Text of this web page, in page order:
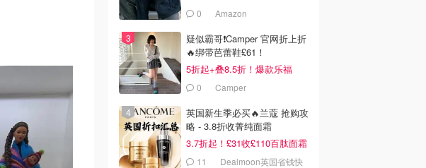
0 Amazon
疑似霸哥❗️Camper 官网折上折
🔥绑带芭蕾鞋£61！
5折起+叠8.5折！爆款乐福
£68！
0 Camper
英国新生季必买🔥兰蔻 抢购攻
略 - 3.8折收菁纯面霜
3.7折起！£31收£110百肽面霜
套装
11
Dealmoon英国省钱快